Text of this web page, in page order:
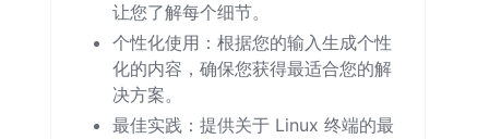
让您了解每个细节。
个性化使用：根据您的输入生成个性
化的内容，确保您获得最适合您的解
决方案。
最佳实践：提供关于 Linux 终端的最